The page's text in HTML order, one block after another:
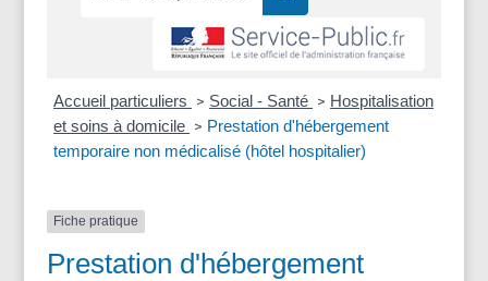
Accueil particuliers > Social - Santé > Hospitalisation
et soins à domicile > Prestation d'hébergement
temporaire non médicalisé (hôtel hospitalier)
Fiche pratique
Prestation d'hébergement